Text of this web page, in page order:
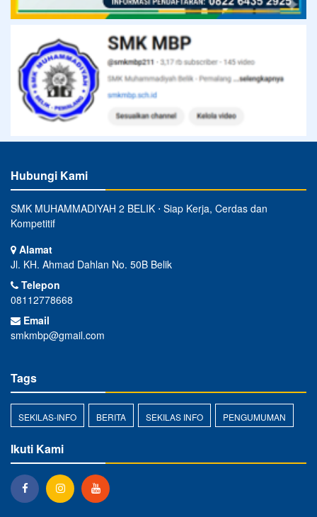
Hubungi Kami
SMK MUHAMMADIYAH 2 BELIK ⋅ Siap Kerja, Cerdas dan
Kompetitif
Alamat
Jl. KH. Ahmad Dahlan No. 50B Belik
Telepon
08112778668
Email
smkmbp@gmail.com
Tags
SEKILAS-INFO BERITA SEKILAS INFO PENGUMUMAN
Ikuti Kami